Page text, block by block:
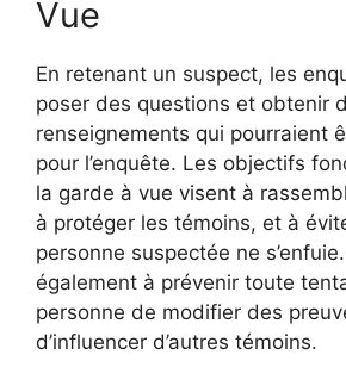
Vue
En retenant un suspect, les
poser des questions et obtenir
renseignements qui pourraient
pour l’enquête. Les objectifs
la garde à vue visent à
à protéger les témoins, et à
personne suspectée ne
également à prévenir toute
personne de modifier des
d’influencer d’autres témoins.